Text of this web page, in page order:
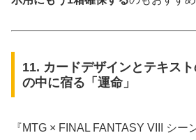
11. カードデザインとテキス
の中に宿る「運命」
『MTG × FINAL FANTASY VIII シ